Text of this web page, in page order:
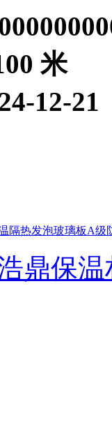
米
12-21
隔热发泡玻璃板A级
鼎保